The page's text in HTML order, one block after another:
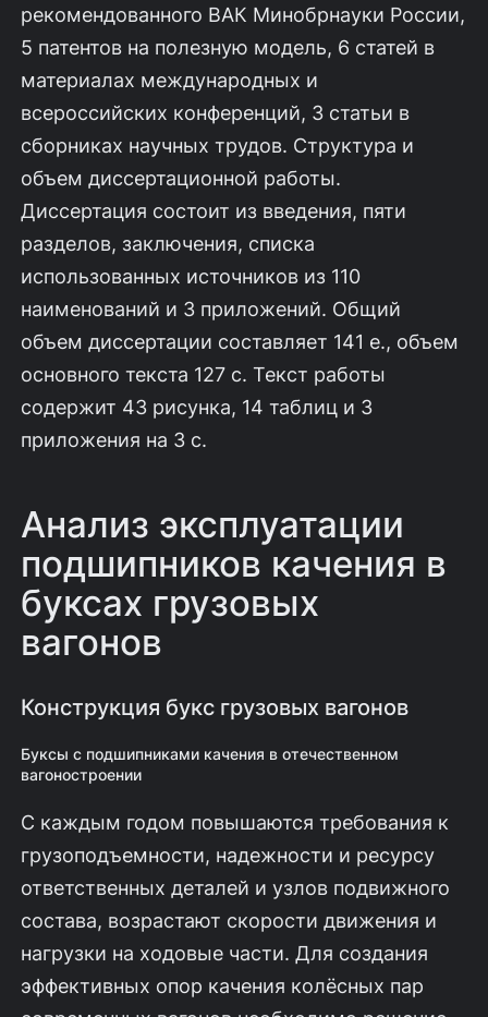
рекомендованного ВАК Минобрнауки России,
5 патентов на полезную модель, 6 статей в
материалах международных и
всероссийских конференций, 3 статьи в
сборниках научных трудов. Структура и
объем диссертационной работы.
Диссертация состоит из введения, пяти
разделов, заключения, списка
использованных источников из 110
наименований и 3 приложений. Общий
объем диссертации составляет 141 е., объем
основного текста 127 с. Текст работы
содержит 43 рисунка, 14 таблиц и 3
приложения на 3 с.
Анализ эксплуатации
подшипников качения в
буксах грузовых
вагонов
Конструкция букс грузовых вагонов
Буксы с подшипниками качения в отечественном
вагоностроении
С каждым годом повышаются требования к
грузоподъемности, надежности и ресурсу
ответственных деталей и узлов подвижного
состава, возрастают скорости движения и
нагрузки на ходовые части. Для создания
эффективных опор качения колёсных пар